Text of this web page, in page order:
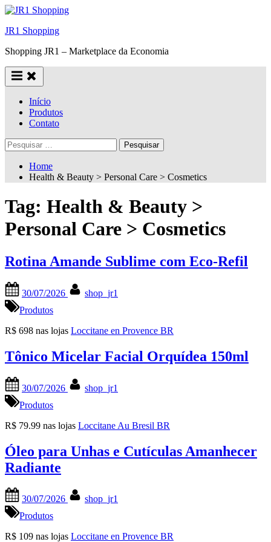
Skip
content
JR1 Shopping
Shopping JR1 – Marketplace da Economia
Início
Produtos
Contato
Pesquisar
por:
Home
Health & Beauty > Personal Care > Cosmetics
Tag: Health & Beauty >
Personal Care > Cosmetics
Rotina Amande Sublime com Eco-Refil
on
30/07/2026
shop_jr1
Produtos
R$ 698 nas lojas Loccitane en Provence BR
Tônico Micelar Facial Orquídea 150ml
on
30/07/2026
shop_jr1
Produtos
R$ 79.99 nas lojas Loccitane Au Bresil BR
Óleo para Unhas e Cutículas Amanhecer
Radiante
on
30/07/2026
shop_jr1
Produtos
R$ 109 nas lojas Loccitane en Provence BR